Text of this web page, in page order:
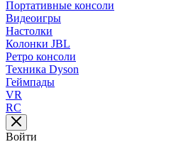
Портативные консоли
Видеоигры
Настолки
Колонки JBL
Ретро консоли
Техника Dyson
Геймпады
VR
RC
Войти